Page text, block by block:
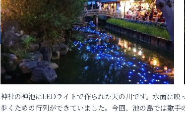
神社の神池にLEDライトで作られた天の川です。水面に
歩くための行列ができていました。今回、池の島では歌手